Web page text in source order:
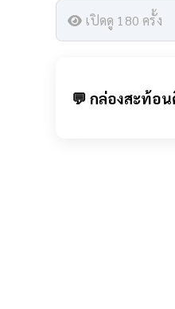
เปิดดู 180 ครั้ง
💬 กล่องสะท้อ